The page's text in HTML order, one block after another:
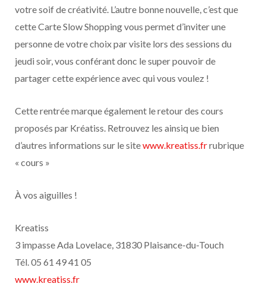
votre soif de créativité. L’autre bonne nouvelle, c’est que
cette Carte Slow Shopping vous permet d’inviter une
personne de votre choix par visite lors des sessions du
jeudi soir, vous conférant donc le super pouvoir de
partager cette expérience avec qui vous voulez !
Cette rentrée marque également le retour des cours
proposés par Kréatiss. Retrouvez les ainsiq ue bien
d’autres informations sur le sitewww.kreatiss.frrubrique
« cours »
À vos aiguilles !
Kreatiss
3 impasse Ada Lovelace, 31830 Plaisance-du-Touch
Tél. 05 61 49 41 05
www.kreatiss.fr